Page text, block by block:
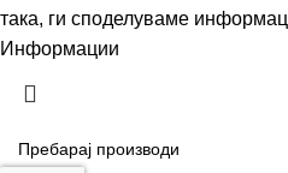
така, ги споделуваме
Информации